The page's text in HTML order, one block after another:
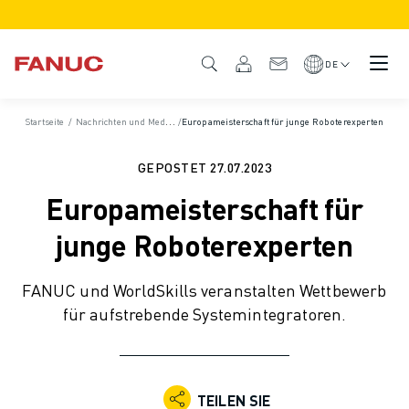
PRODUKTÜBERSICHT
CNC-FUNKTIONEN/OPTIONEN
INDIVIDUALISIERUNG
SIMULATION - DIGITALER ZWILLING
CNC-PRODUKTE FÜR DEN BILDUNGSBEREICH
RETROFIT LÖSUNGEN
DE
Startseite / Nachrichten und Medien / News und Pressemitteilungen /
/Europameisterschaft für junge Roboterexperten
GEPOSTET 27.07.2023
Europameisterschaft für
junge Roboterexperten
FANUC und WorldSkills veranstalten Wettbewerb
für aufstrebende Systemintegratoren.
TEILEN SIE